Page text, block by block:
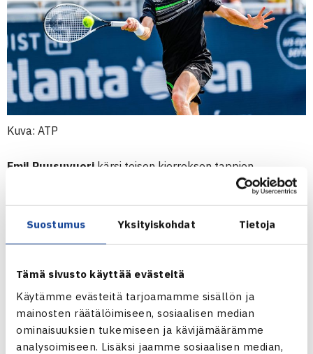
Suostumus Yksityiskohdat Tietoja
Tämä sivusto käyttää evästeitä
Käytämme evästeitä tarjoamamme sisällön ja
mainosten räätälöimiseen, sosiaalisen median
ominaisuuksien tukemiseen ja kävijämäärämme
analysoimiseen. Lisäksi jaamme sosiaalisen median,
Kuva: ATP
Emil Ruusuvuori kärsi toisen kierroksen tappion
Ruusuvuori voitti tiistaina avauskierroksella intialaisen
Prajnesh Gunneswaranin(ATP-158) 2-6, 6-1, 6-1, mutta
Jannik Sinnerille(ATP-24) 2-6, 4-6. Sinner johtaa nyt
pelaajien keskinäisiä kohtaamisia 2-1.
ATP500 | WASHINGTON